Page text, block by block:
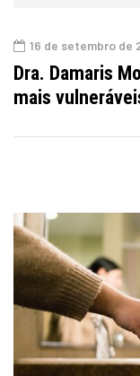
16 de setembro de
Dra. Damaris
mais